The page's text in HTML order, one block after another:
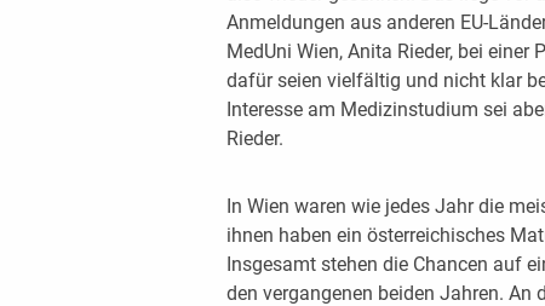
Anmeldungen aus anderen EU-
MedUni Wien, Anita Rieder, bei einer
dafür seien vielfältig und nicht klar
Interesse am Medizinstudium sei
Rieder.
In Wien waren wie jedes Jahr die
ihnen haben ein österreichisches
Insgesamt stehen die Chancen auf
den vergangenen beiden Jahren. An